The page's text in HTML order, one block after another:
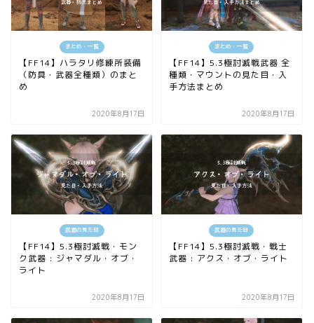
まとめ・一覧
【FF14】ハラタリ修練所装備
（防具・武器全種類）のまと
め
2020年8月17日
まとめ・一覧
【FF14】5.3極討滅戦武器 全
種類・マウントの見た目・入
手方法まとめ
2020年8月17日
武器の見た目
【FF14】5.3極討滅戦・モン
ク武器 : ジャマダル・オブ・
ライト
2020年8月17日
武器の見た目
【FF14】5.3極討滅戦・戦士
武器 : アクス・オブ・ライト
2020年8月17日